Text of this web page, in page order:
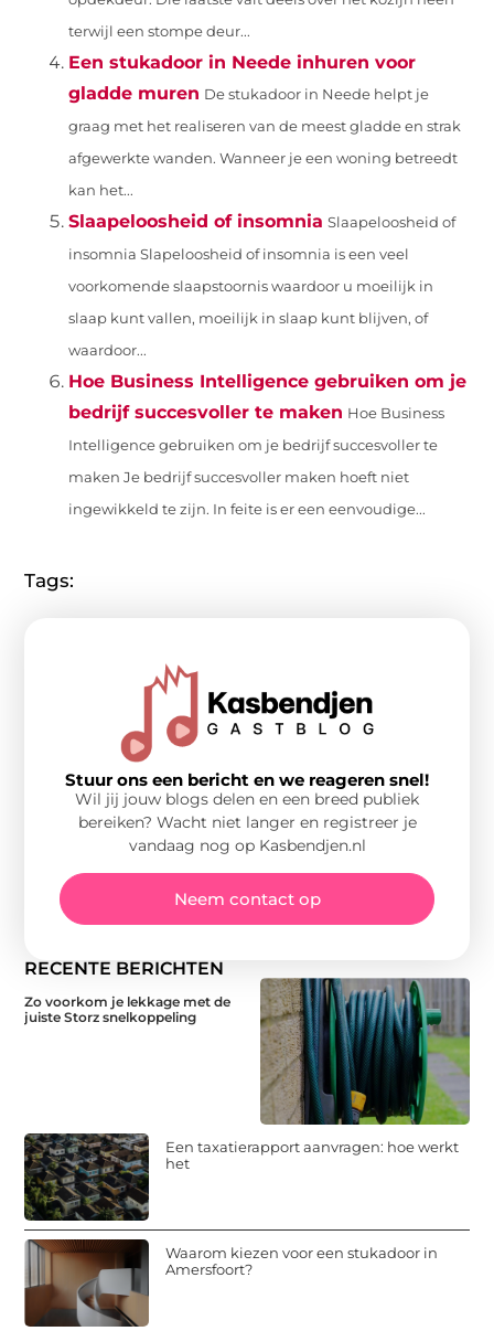
terwijl een stompe deur...
Een stukadoor in Neede inhuren voor
gladde muren De stukadoor in Neede helpt je
graag met het realiseren van de meest gladde en strak
afgewerkte wanden. Wanneer je een woning betreedt
kan het...
Slaapeloosheid of insomnia Slaapeloosheid of
insomnia Slapeloosheid of insomnia is een veel
voorkomende slaapstoornis waardoor u moeilijk in
slaap kunt vallen, moeilijk in slaap kunt blijven, of
waardoor...
Hoe Business Intelligence gebruiken om je
bedrijf succesvoller te maken Hoe Business
Intelligence gebruiken om je bedrijf succesvoller te
maken Je bedrijf succesvoller maken hoeft niet
ingewikkeld te zijn. In feite is er een eenvoudige...
Tags:
RECENTE BERICHTEN
Zo voorkom je lekkage met de
juiste Storz snelkoppeling
Een taxatierapport aanvragen: hoe werkt
het
Waarom kiezen voor een stukadoor in
Amersfoort?
Stuur ons een bericht en we reageren snel!
Wil jij jouw blogs delen en een breed publiek
bereiken? Wacht niet langer en registreer je
vandaag nog op Kasbendjen.nl
Neem contact op